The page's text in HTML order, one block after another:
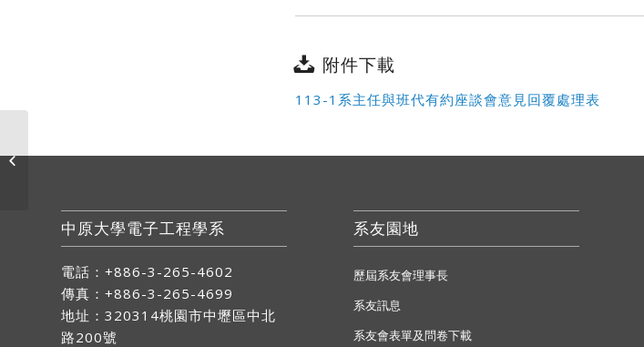
附件下載
113-1系主任與班代有約座談會意見回覆處理表
中原大學電子工程學系
電話：+886-3-265-4602
傳真：+886-3-265-4699
地址： 320314桃園市中壢區中北
路200號
系友園地
歷屆系友會理事長
系友訊息
系友會表單及問卷下載
113-2學期課程資訊異動